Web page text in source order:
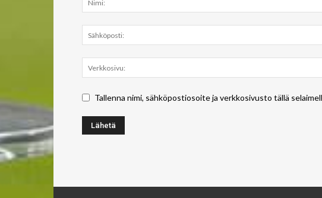
Tallenna nimi, sähköpostiosoite ja verkkosivusto tällä